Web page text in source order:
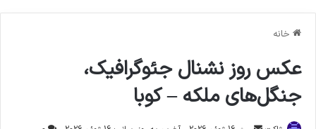
خانه
عکس روز نشنال جئوگرافیک،
جنگل‌های ملکه – کوبا